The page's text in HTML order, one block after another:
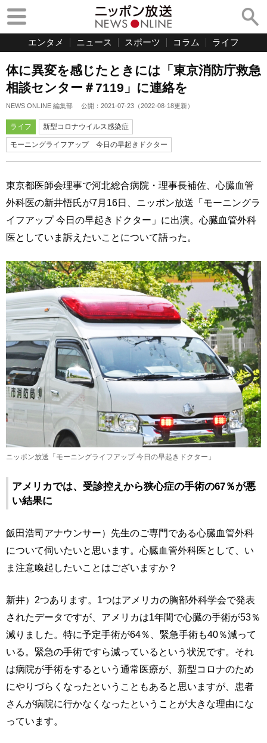
エンタメ ニュース スポーツ コラム ライフ
体に異変を感じたときには「東京消防庁救急
相談センター＃7119」に連絡を
NEWS ONLINE 編集部 公開： 2021-07-23 （2022-08-18更新）
ライフ 新型コロナウイルス感染症
モーニングライフアップ 今日の早起きドクター
東京都医師会理事で河北総合病院・理事長補佐、心臓血管
外科医の新井悟氏が7月16日、ニッポン放送「モーニングラ
イフアップ 今日の早起きドクター」に出演。心臓血管外科
医としていま訴えたいことについて語った。
ニッポン放送「モーニングライフアップ 今日の早起きドクター」
アメリカでは、受診控えから狭心症の手術の67％が悪
い結果に
飯田浩司アナウンサー）先生のご専門である心臓血管外科
について伺いたいと思います。心臓血管外科医として、い
ま注意喚起したいことはございますか？
新井）2つあります。1つはアメリカの胸部外科学会で発表
されたデータですが、アメリカは1年間で心臓の手術が53％
減りました。特に予定手術が64％、緊急手術も40％減って
いる。緊急の手術ですら減っているという状況です。それ
は病院が手術をするという通常医療が、新型コロナのため
にやりづらくなったということもあると思いますが、患者
さんが病院に行かなくなったということが大きな理由にな
っています。